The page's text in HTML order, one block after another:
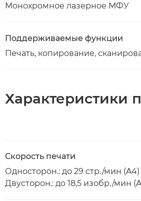
Монохромное лазерное МФУ
Поддерживаемые функции
Печать, копирование,
Характеристики
Скорость печати
Односторон.: до 29 стр./мин (A4)
Двусторон.: до 18,5 изобр./мин